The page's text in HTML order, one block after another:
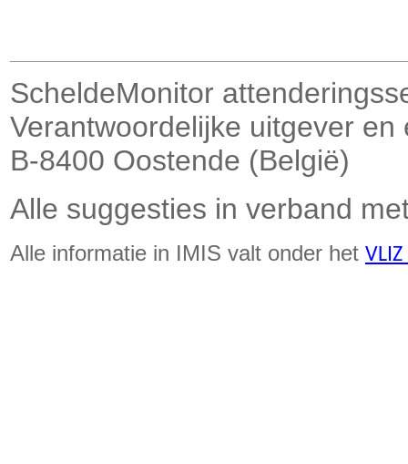
ScheldeMonitor
Verantwoordelijke uitgever
B-8400 Oostende (België)
Alle suggesties in verband
Alle informatie in IMIS valt onder het